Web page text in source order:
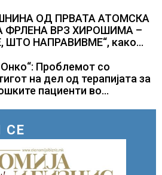
ОД ПРВАТА АТОМСКА
ФРЛЕНА ВРЗ ХИРОШИМА –
ШТО НАПРАВИВМЕ“, како
во
го доживуваа овој
што го промени текот на
Проблемот со
на дел од терапијата за
пациенти во
СЕ